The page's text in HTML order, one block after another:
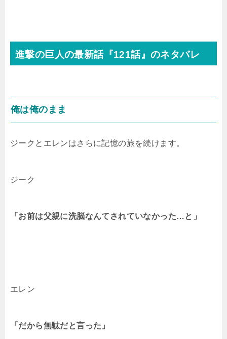
進撃の巨人の最新話『121話』のネタバレ
俺は俺のまま
ジークとエレンはさらに記憶の旅を続けます。
ジーク
「お前は父親に洗脳なんてされていなかった…と」
エレン
「だから無駄だと言った」